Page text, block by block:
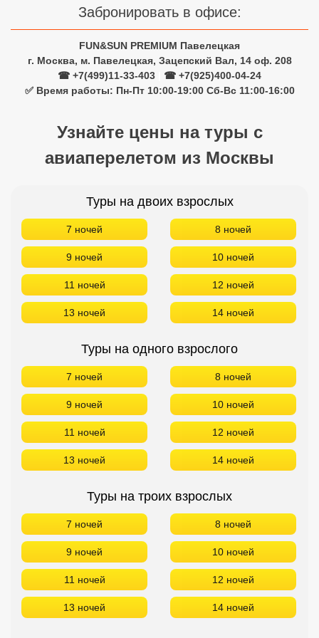
Забронировать в офисе:
FUN&SUN PREMIUM Павелецкая
г. Москва, м. Павелецкая, Зацепский Вал, 14 оф. 208
☎ +7(499)11-33-403
☎ +7(925)400-04-24
✅ Время работы: Пн-Пт 10:00-19:00 Сб-Вс 11:00-16:00
Узнайте цены на туры с
авиаперелетом из Москвы
Туры на двоих взрослых
7 ночей 8 ночей
9 ночей 10 ночей
11 ночей 12 ночей
13 ночей 14 ночей
Туры на одного взрослого
7 ночей 8 ночей
9 ночей 10 ночей
11 ночей 12 ночей
13 ночей 14 ночей
Туры на троих взрослых
7 ночей 8 ночей
9 ночей 10 ночей
11 ночей 12 ночей
13 ночей 14 ночей